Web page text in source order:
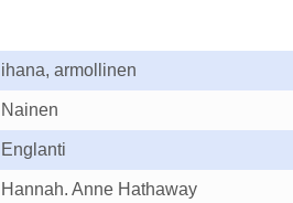
ihana, armollinen
Nainen
Englanti
Hannah. Anne Hathaway